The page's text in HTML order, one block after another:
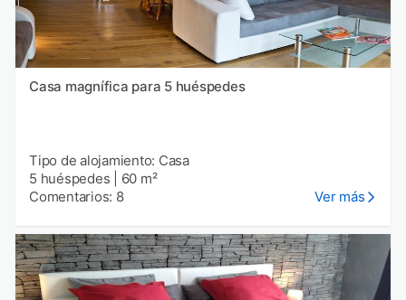
Casa magnífica para 5 huéspedes
Tipo de alojamiento: Casa
5 huéspedes
60 m²
Comentarios: 8
Ver más